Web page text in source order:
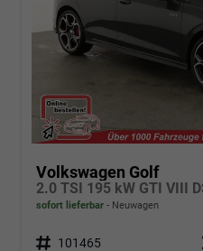
Volkswagen Golf
sofort lieferbar Neuwagen
Fahrzeugnr. 101465